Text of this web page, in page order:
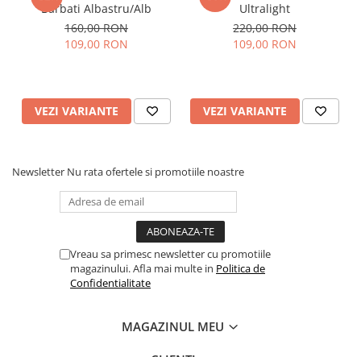
Barbati Albastru/Alb
160,00 RON
109,00 RON
VEZI VARIANTE
Ultralight
220,00 RON
109,00 RON
VEZI VARIANTE
Newsletter Nu rata ofertele si promotiile noastre
Vreau sa primesc newsletter cu promotiile
magazinului. Afla mai multe in Politica de
Confidentialitate
MAGAZINUL MEU